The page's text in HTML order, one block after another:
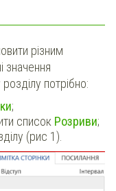
різним
значення
потрібно:
;
список Розриви;
(рис 1).